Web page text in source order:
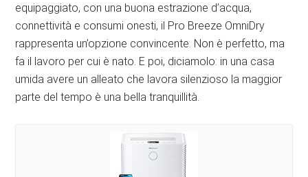
equipaggiato, con una buona estrazione d’acqua,
connettività e consumi onesti, il Pro Breeze OmniDry
rappresenta un’opzione convincente. Non è perfetto, ma
fa il lavoro per cui è nato. E poi, diciamolo: in una casa
umida avere un alleato che lavora silenzioso la maggior
parte del tempo è una bella tranquillità.